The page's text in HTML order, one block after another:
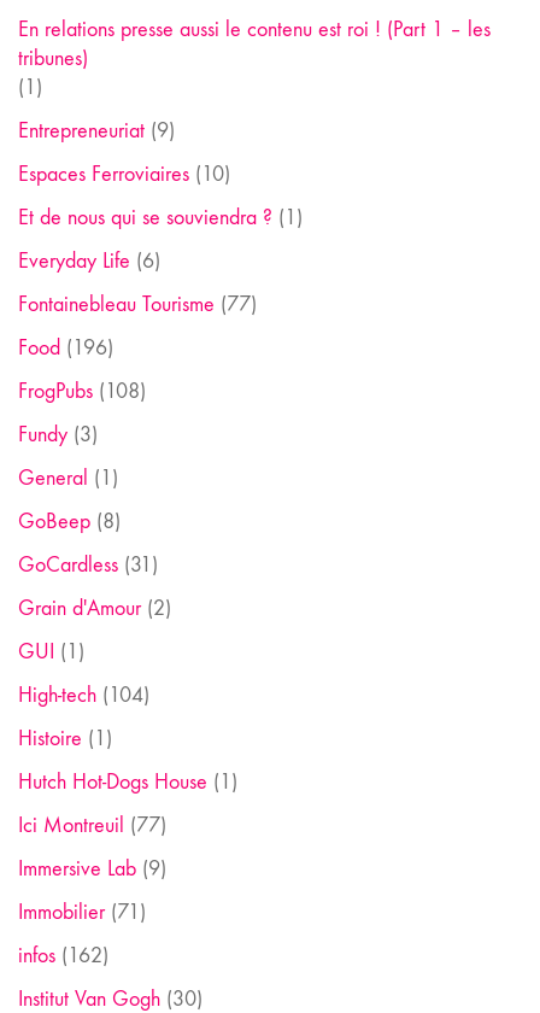
En relations presse aussi le contenu est roi ! (Part 1 – les
tribunes)
(1)
Entrepreneuriat (9)
Espaces Ferroviaires (10)
Et de nous qui se souviendra ? (1)
Everyday Life (6)
Fontainebleau Tourisme (77)
Food (196)
FrogPubs (108)
Fundy (3)
General (1)
GoBeep (8)
GoCardless (31)
Grain d'Amour(2)
GUI (1)
High-tech (104)
Histoire (1)
Hutch Hot-Dogs House (1)
Ici Montreuil (77)
Immersive Lab (9)
Immobilier(71)
infos (162)
Institut Van Gogh (30)